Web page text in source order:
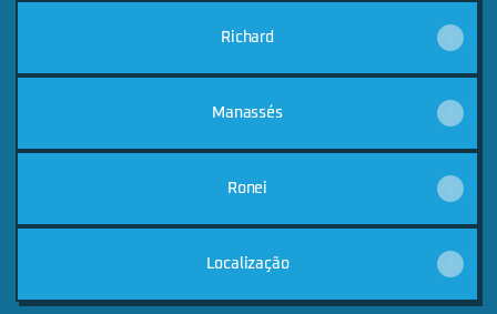
Richard
Manassés
Ronei
Localização